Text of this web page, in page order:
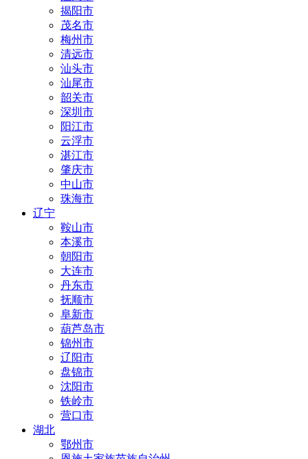
揭阳市
茂名市
梅州市
清远市
汕头市
汕尾市
韶关市
深圳市
阳江市
云浮市
湛江市
肇庆市
中山市
珠海市
辽宁
鞍山市
本溪市
朝阳市
大连市
丹东市
抚顺市
阜新市
葫芦岛市
锦州市
辽阳市
盘锦市
沈阳市
铁岭市
营口市
湖北
鄂州市